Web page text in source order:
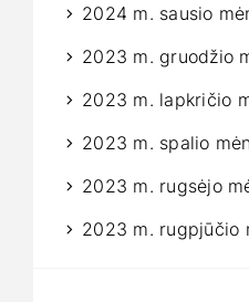
2024 m. sausio
2023 m. gruodžio
2023 m. lapkričio
2023 m. spalio
2023 m. rugsėjo
2023 m. rugpjūčio